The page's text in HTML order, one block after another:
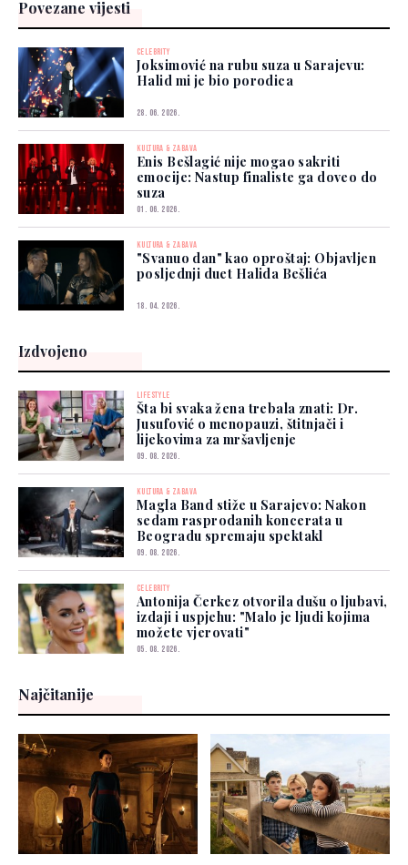
Povezane vijesti
CELEBRITY
Joksimović na rubu suza u Sarajevu:
Halid mi je bio porodica
28. 06. 2026.
KULTURA & ZABAVA
Enis Bešlagić nije mogao sakriti
emocije: Nastup finaliste ga doveo do
suza
01. 06. 2026.
KULTURA & ZABAVA
"Svanuo dan" kao oproštaj: Objavljen
posljednji duet Halida Bešlića
18. 04. 2026.
Izdvojeno
LIFESTYLE
Šta bi svaka žena trebala znati: Dr.
Jusufović o menopauzi, štitnjači i
lijekovima za mršavljenje
09. 08. 2026.
KULTURA & ZABAVA
Magla Band stiže u Sarajevo: Nakon
sedam rasprodanih koncerata u
Beogradu spremaju spektakl
09. 08. 2026.
CELEBRITY
Antonija Čerkez otvorila dušu o ljubavi,
izdaji i uspjehu: "Malo je ljudi kojima
možete vjerovati"
05. 08. 2026.
Najčitanije